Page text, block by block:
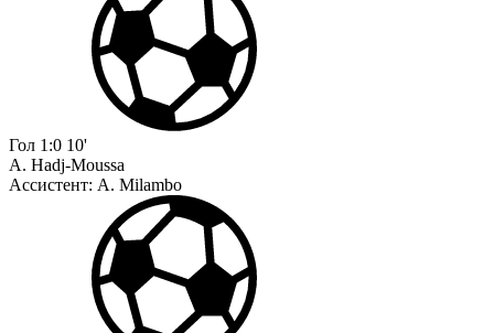
Гол 1:0 10'
A. Hadj-Moussa
Ассистент: A. Milambo